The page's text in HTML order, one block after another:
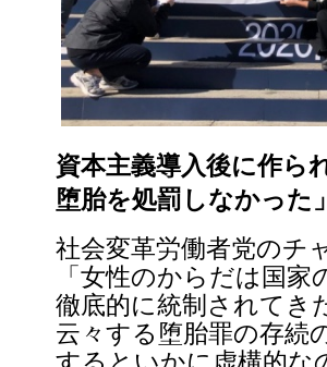
資本主義導入後に作ら
堕胎を処罰しなかった
社会変革労働者党のチ
「女性のからだは国
徹底的に統制されてき
云々する堕胎罪の存続